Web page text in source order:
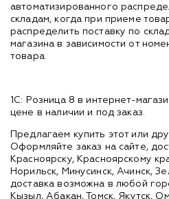
автоматизированного
складам, когда при приеме
распределить поставку по
магазина в зависимости от
товара.
1С: Розница 8 в интернет-
цене в наличии и под заказ.
Предлагаем купить этот или
Оформляйте заказ на сайте,
Красноярску, Красноярскому
Норильск, Минусинск, Ачинск,
доставка возможна в любой
Кызыл, Абакан, Томск, Якутск,